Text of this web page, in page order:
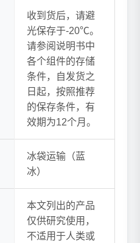
收到货后，请避
光保存于-20℃。
请参阅说明书中
各个组件的存储
条件，自发货之
日起，按照推荐
的保存条件，有
效期为12个月。
冰袋运输（蓝
冰）
本文列出的产品
仅供研究使用，
不适用于人类或